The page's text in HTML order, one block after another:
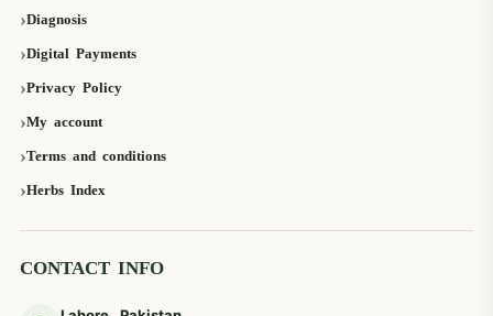
Diagnosis
Digital Payments
Privacy Policy
My account
Terms and conditions
Herbs Index
CONTACT INFO